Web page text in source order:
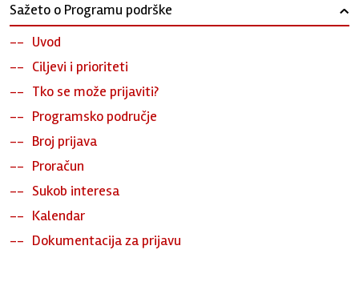
Sažeto o Programu podrške ›
Uvod
Ciljevi i prioriteti
Tko se može prijaviti?
Programsko područje
Broj prijava
Proračun
Sukob interesa
Kalendar
Dokumentacija za prijavu